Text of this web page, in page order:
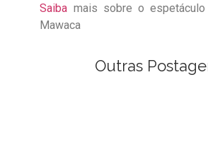
Saiba mais sobre o
Mawaca
Outras